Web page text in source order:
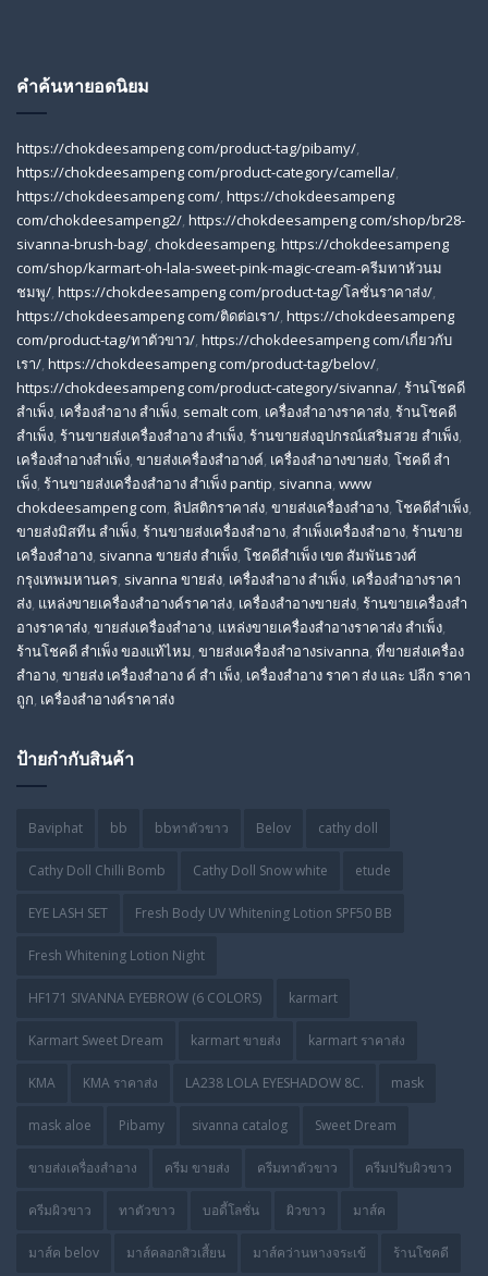
คำค้นหายอดนิยม
https://chokdeesampeng com/product-tag/pibamy/,
https://chokdeesampeng com/product-category/camella/,
https://chokdeesampeng com/, https://chokdeesampeng
com/chokdeesampeng2/, https://chokdeesampeng com/shop/br28-
sivanna-brush-bag/, chokdeesampeng, https://chokdeesampeng
com/shop/karmart-oh-lala-sweet-pink-magic-cream-ครีมทาหัวนม
ชมพู/, https://chokdeesampeng com/product-tag/โลชั่นราคาส่ง/,
https://chokdeesampeng com/ติดต่อเรา/, https://chokdeesampeng
com/product-tag/ทาตัวขาว/, https://chokdeesampeng com/เกี่ยวกับ
เรา/, https://chokdeesampeng com/product-tag/belov/,
https://chokdeesampeng com/product-category/sivanna/, ร้านโชคดี
สําเพ็ง, เครื่องสำอาง สำเพ็ง, semalt com, เครื่องสำอางราคาส่ง, ร้านโชคดี
สำเพ็ง, ร้านขายส่งเครื่องสําอาง สําเพ็ง, ร้านขายส่งอุปกรณ์เสริมสวย สําเพ็ง,
เครื่องสำอางสำเพ็ง, ขายส่งเครื่องสำอางค์, เครื่องสำอางขายส่ง, โชคดี สํา
เพ็ง, ร้านขายส่งเครื่องสําอาง สําเพ็ง pantip, sivanna, www
chokdeesampeng com, ลิปสติกราคาส่ง, ขายส่งเครื่องสำอาง, โชคดีสำเพ็ง,
ขายส่งมิสทีน สําเพ็ง, ร้านขายส่งเครื่องสำอาง, สําเพ็งเครื่องสําอาง, ร้านขาย
เครื่องสำอาง, sivanna ขายส่ง สําเพ็ง, โชคดีสำเพ็ง เขต สัมพันธวงศ์
กรุงเทพมหานคร, sivanna ขายส่ง, เครื่องสําอาง สําเพ็ง, เครื่องสําอางราคา
ส่ง, แหล่งขายเครื่องสําอางค์ราคาส่ง, เครื่องสําอางขายส่ง, ร้านขายเครื่องสํา
อางราคาส่ง, ขายส่งเครื่องสําอาง, แหล่งขายเครื่องสําอางราคาส่ง สําเพ็ง,
ร้านโชคดี สําเพ็ง ของแท้ไหม, ขายส่งเครื่องสําอางsivanna, ที่ขายส่งเครื่อง
สําอาง, ขายส่ง เครื่องสำอาง ค์ สำ เพ็ง, เครื่องสำอาง ราคา ส่ง และ ปลีก ราคา
ถูก, เครื่องสำอางค์ราคาส่ง
ป้ายกำกับสินค้า
Baviphat bb bbทาตัวขาว Belov cathy doll
Cathy Doll Chilli Bomb Cathy Doll Snow white etude
EYE LASH SET Fresh Body UV Whitening Lotion SPF50 BB
Fresh Whitening Lotion Night
HF171 SIVANNA EYEBROW (6 COLORS) karmart
Karmart Sweet Dream karmart ขายส่ง karmart ราคาส่ง
KMA KMA ราคาส่ง LA238 LOLA EYESHADOW 8C. mask
mask aloe Pibamy sivanna catalog Sweet Dream
ขายส่งเครื่องสำอาง ครีม ขายส่ง ครีมทาตัวขาว ครีมปรับผิวขาว
ครีมผิวขาว ทาตัวขาว บอดี้โลชั่น ผิวขาว มาส์ค
มาส์ค belov มาส์คลอกสิวเสี้ยน มาส์คว่านหางจระเข้ ร้านโชคดี